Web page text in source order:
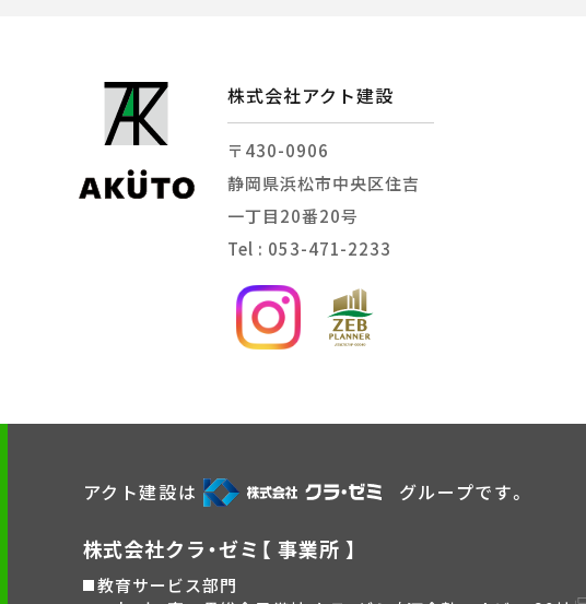
株式会社アクト建設
〒430-0906
静岡県浜松市中央区住吉
一丁目20番20号
Tel : 053-471-2233
アクト建設は グループです。
株式会社クラ・ゼミ【 事業所 】
教育サービス部門